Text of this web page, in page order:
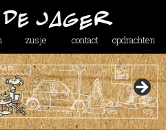
zusje contact opdrachten